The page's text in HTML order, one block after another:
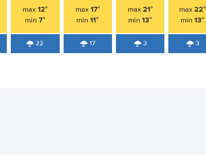
max 12°
min 7°
22
max 17°
min11°
17
max 21°
min13°
3
max22°
min13°
3